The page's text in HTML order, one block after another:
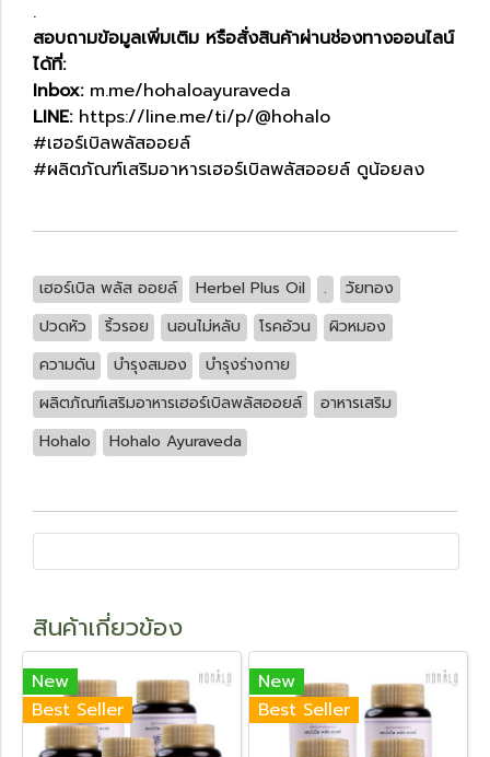
.
สอบถามข้อมูลเพิ่มเติม หรือสั่งสินค้าผ่านช่องทางออนไลน์
ได้ที่:
Inbox: m.me/hohaloayuraveda
LINE: https://line.me/ti/p/@hohalo
#เฮอร์เบิลพลัสออยล์
#ผลิตภัณฑ์เสริมอาหารเฮอร์เบิลพลัสออยล์ ดูน้อยลง
เฮอร์เบิล พลัส ออยล์ Herbel Plus Oil .
วัยทอง
ปวดหัว
ริ้วรอย นอนไม่หลับ โรคอ้วน
ผิวหมอง
ความดัน
บำรุงสมอง
บำรุงร่างกาย
ผลิตภัณฑ์เสริมอาหารเฮอร์เบิลพลัสออยล์
อาหารเสริม
Hohalo
Hohalo Ayuraveda
สินค้าเกี่ยวข้อง
New
Best Seller
New
Best Seller